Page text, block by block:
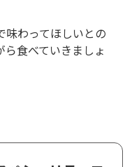
味わってほしいとの
食べていきましょ